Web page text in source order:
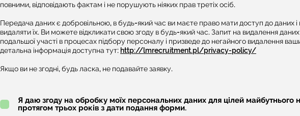
повними, відповідають фактам і не порушують ніяких прав третіх осіб.
Передача даних є добровільною, в будь-який час ви маєте право мати доступ до даних
видаляти їх. Ви можете відкликати свою згоду в будь-який час. Запит на видалення даних
подальшої участі в процесах підбору персоналу і призведе до негайного видалення
детальна інформація доступна тут: http://lmrecruitment.pl/privacy-policy/
Якщо ви не згодні, будь ласка, не подавайте заявку.​
Я даю згоду на обробку моїх персональних даних для цілей майбутнього
протягом трьох років з дати подання форми.